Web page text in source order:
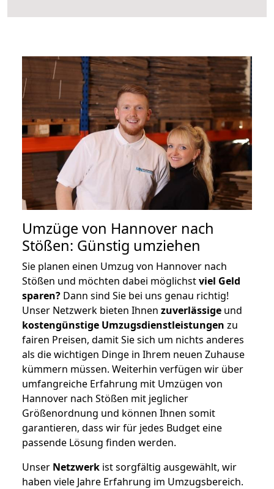
Umzüge von Hannover nach
Stößen: Günstig umziehen
Sie planen einen Umzug von Hannover nach
Stößen und möchten dabei möglichstviel Geld
sparen? Dann sind Sie bei uns genau richtig!
Unser Netzwerk bieten Ihnen zuverlässige und
kostengünstige Umzugsdienstleistungen zu
fairen Preisen, damit Sie sich um nichts anderes
als die wichtigen Dinge in Ihrem neuen Zuhause
kümmern müssen. Weiterhin verfügen wir über
umfangreiche Erfahrung mit Umzügen von
Hannover nach Stößen mit jeglicher
Größenordnung und können Ihnen somit
garantieren, dass wir für jedes Budget eine
passende Lösung finden werden.
Unser Netzwerk ist sorgfältig ausgewählt, wir
haben viele Jahre Erfahrung im Umzugsbereich.